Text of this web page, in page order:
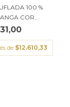
100 %
COR...
de $12.610,33